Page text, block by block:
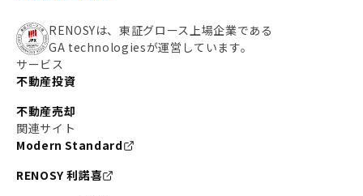
RENOSYは、東証グロース上場企業である
GA technologiesが運営しています。
サービス
不動産投資
不動産売却
関連サイト
Modern Standard
RENOSY 利諾喜